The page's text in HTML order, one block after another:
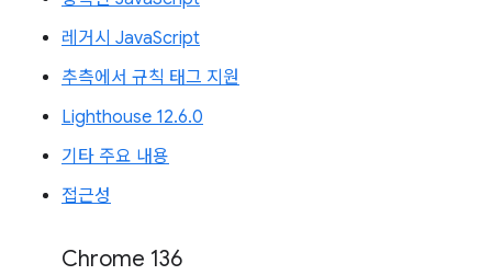
레거시 JavaScript
추측에서 규칙 태그 지원
Lighthouse 12.6.0
기타 주요 내용
접근성
Chrome 136